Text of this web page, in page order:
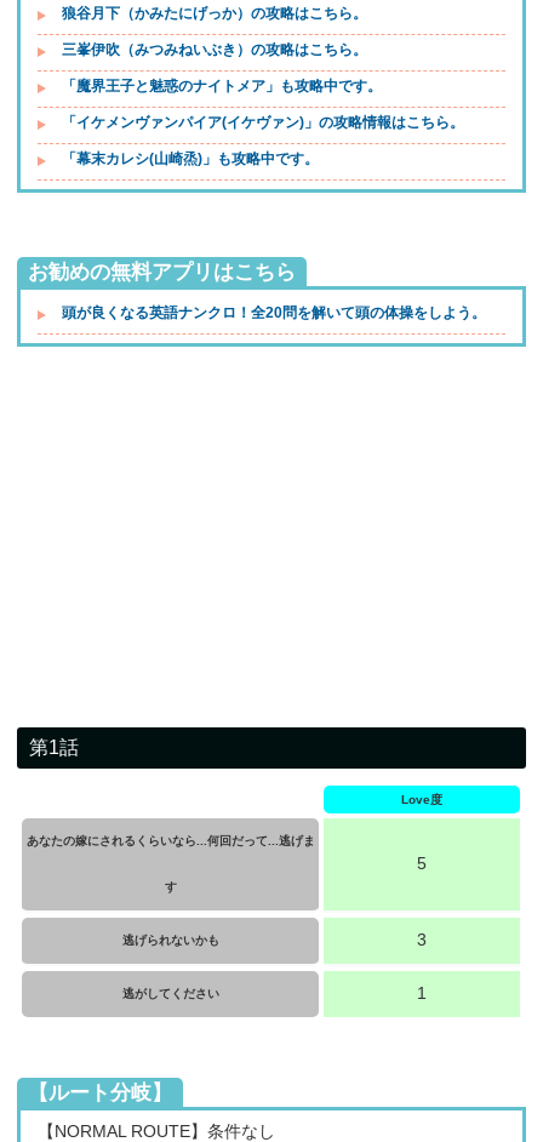
狼谷月下（かみたにげっか）の攻略はこちら。
三峯伊吹（みつみねいぶき）の攻略はこちら。
「魔界王子と魅惑のナイトメア」も攻略中です。
「イケメンヴァンパイア(イケヴァン)」の攻略情報はこちら。
「幕末カレシ(山崎烝)」も攻略中です。
お勧めの無料アプリはこちら
頭が良くなる英語ナンクロ！全20問を解いて頭の体操をしよう。
第1話
Love度
あなたの嫁にされるくらいなら...何回だって...逃げま
す
5
逃げられないかも 3
逃がしてください 1
【ルート分岐】
【NORMAL ROUTE】条件なし